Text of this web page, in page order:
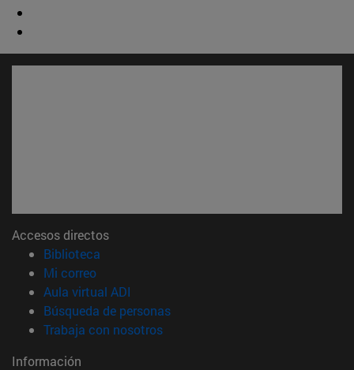
Accesos directos
Biblioteca
Mi correo(abre en nueva ventana)
Aula virtual ADI
Búsqueda de personas(abre en nueva ventana)
Trabaja con nosotros(abre en nueva ventana)
Información